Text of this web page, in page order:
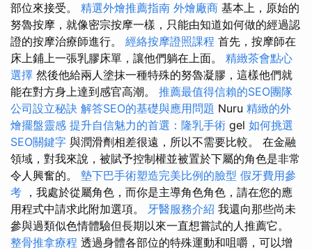
部位來接受。 精選外燴推薦指南 外燴廠商 基本上，原始的
努魯按摩，就像密宗按摩一樣，只能由知道如何做的經過認
證的按摩治療師進行。 經絡按摩證照課程 首先，按摩師在
床上鋪上一張乳膠床單，讓他們躺在上面。 精緻茶會點心
選擇 然後他給兩人塗抹一種特殊的努魯凝膠，這樣他們就
能在對方身上達到感官高潮。 推薦最值得信賴的SEO團隊
公司設立秘訣 解答SEO的基礎與應用問題 Nuru 精緻的外
燴擺盤靈感 提升自信魅力的首選：隆乳手術 gel 如何挑選
SEO關鍵字 與潤滑劑相差很遠，所以不需要比較。 在金融
領域，對我來說，被賦予控制權並被置於下屬的角色是非常
令人興奮的。 墊下巴手術塑造完美比例的臉型 假牙費用參
考 ，我處於從屬角色，而你是主導角色角色，請在您的應
用程式中請求此附加選項。 牙醫服務介紹 我還向那些尚未
參與過類似色情體驗但長期以來一直想嘗試的人推薦它。
整骨推拿療程 透過身體各部位的特殊運動和咀嚼，可以增